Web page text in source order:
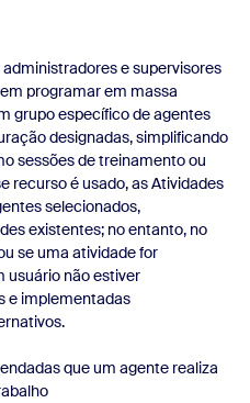
e supervisores
programar em massa
grupo específico de agentes
designadas, simplificando
sessões de treinamento ou
recurso é usado, as Atividades
selecionados,
existentes; no entanto, no
se uma atividade for
usuário não estiver
e implementadas
que um agente realiza